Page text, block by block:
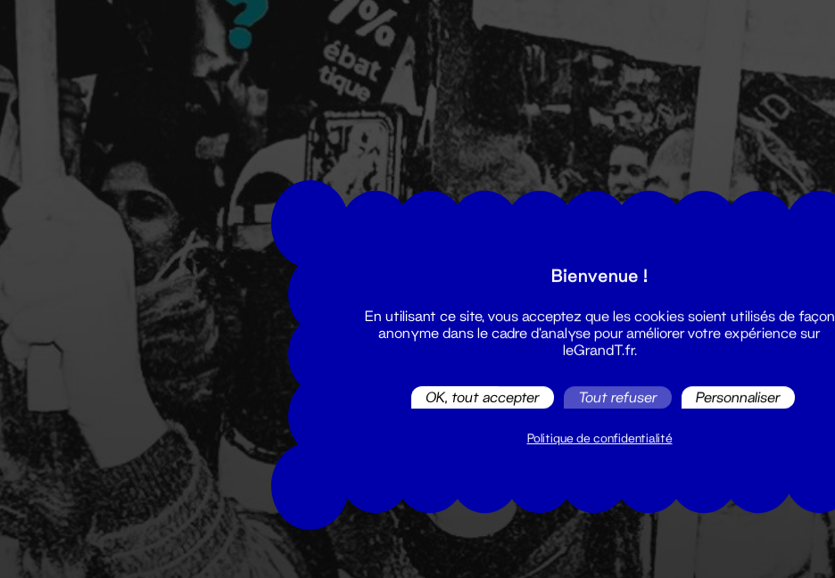
Bienvenue !
En utilisant ce site, vous acceptez que les cookies soient utilisés de façon
anonyme dans le cadre d'analyse pour améliorer votre expérience sur
leGrandT.fr.
OK, tout accepter Tout refuser Personnaliser
Politique de confidentialité